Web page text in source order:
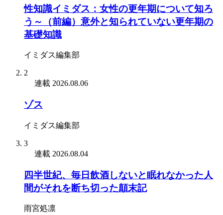
性知識イミダス：女性の更年期について知ろ
う～（前編）意外と知られていない更年期の
基礎知識
イミダス編集部
2
連載 2026.08.06
ゾス
イミダス編集部
3
連載 2026.08.04
四半世紀、毎日飲酒しないと眠れなかった人
間がそれを断ち切った顛末記
雨宮処凛